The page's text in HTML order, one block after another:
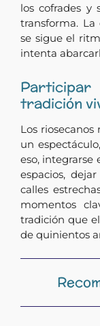
los cofrades y
transforma.
se sigue el
intenta
tradición
Los
un
eso, integrarse
espacios,
calles
momentos
tradición que
de quinientos